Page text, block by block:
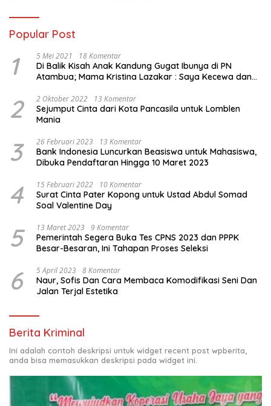
Popular Post
1 5 Mei 2021 18 Komentar
Di Balik Kisah Anak Kandung Gugat Ibunya di PN
Atambua; Mama Kristina Lazakar : Saya Kecewa dan
2 2 Oktober 2022 13 Komentar
Sejumput Cinta dari Kota Pancasila untuk Lomblen
Mania
3 26 Februari 2023 13 Komentar
Bank Indonesia Luncurkan Beasiswa untuk Mahasiswa,
Dibuka Pendaftaran Hingga 10 Maret 2023
4 15 Februari 2022 10 Komentar
Surat Cinta Pater Kopong untuk Ustad Abdul Somad
Soal Valentine Day
5 13 Maret 2023 9 Komentar
Pemerintah Segera Buka Tes CPNS 2023 dan PPPK
Besar-Besaran, Ini Tahapan Proses Seleksi
6 5 April 2023 8 Komentar
Naur, Sofis Dan Cara Membaca Komodifikasi Seni Dan
Jalan Terjal Estetika
Berita Kriminal
Ini adalah contoh deskripsi untuk widget recent post wpberita,
anda bisa memasukkan deskripsi pada widget ini.